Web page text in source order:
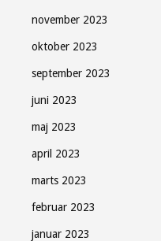
november 2023
oktober 2023
september 2023
juni 2023
maj 2023
april 2023
marts 2023
februar 2023
januar 2023